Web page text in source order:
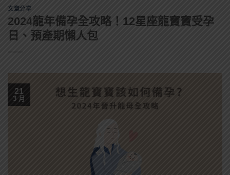
文章分享
2024龍年備孕全攻略！12星座龍寶寶受孕
日、預產期懶人包
21
3 月